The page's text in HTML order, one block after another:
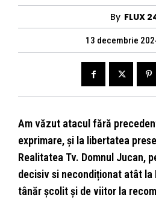
By FLUX
13 decembrie
Am văzut atacul fără
exprimare, și la libertatea
Realitatea Tv. Domnul Jucan,
decisiv si necondiționat atât la
tânăr școlit și de viitor la